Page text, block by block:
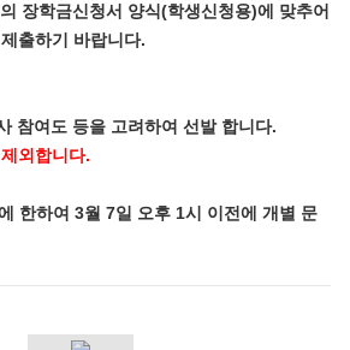
장학금신청서 양식(학생신청용)에 맞추어
출하기 바랍니다.
참여도 등을 고려하여 선발 합니다.
외합니다.
한하여 3월 7일 오후 1시 이전에 개별 문